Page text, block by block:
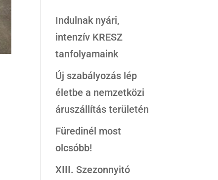
Indulnak nyári,
intenzív KRESZ
tanfolyamaink
Új szabályozás lép
életbe a nemzetközi
áruszállítás területén
Füredinél most
olcsóbb!
XIII. Szezonnyitó